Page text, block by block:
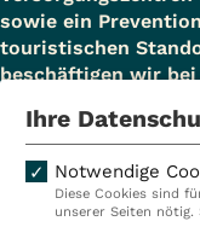
sowie ein
touristischen
beschäftigen wir bei
Kliniken
Ihre
Notwendige
Diese Cookies sind
unserer Seiten nötig.